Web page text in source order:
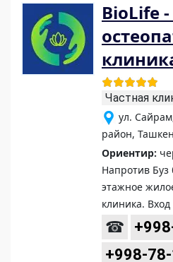
BioLife
Частная
ул.
район,
Ориентир:
Напротив Буз
этажное
клиника.
☎
+998-